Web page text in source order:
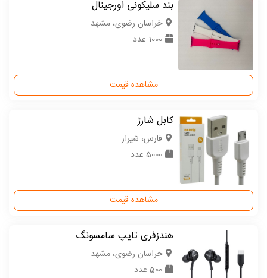
بند سلیکونی اورجینال
خراسان رضوی، مشهد
1000 عدد
مشاهده قیمت
کابل شارژ
فارس، شیراز
5000 عدد
مشاهده قیمت
هندزفری تایپ سامسونگ
خراسان رضوی، مشهد
500 عدد